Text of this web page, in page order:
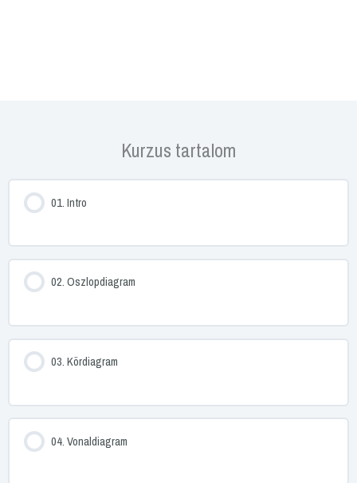
Kurzus tartalom
01. Intro
02. Oszlopdiagram
03. Kördiagram
04. Vonaldiagram